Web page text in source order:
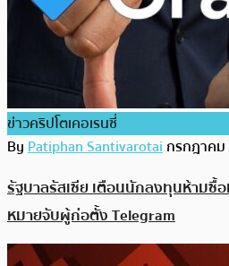
ข่าวคริปโตเคอเรนซี่
ByPatiphan Santivarotaiกรกฎาคม
รัฐบาลรัสเซีย เตือนนักลงทุนห้ามซื้
หมายจับผู้ก่อตั้ง Telegram